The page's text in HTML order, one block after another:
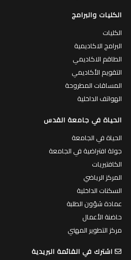
الكليات والبرامج
الكليات
البرامج الاكاديمية
الطاقم الاكاديمي
التقويم الأكاديمي
المساقات المطروحة
الهواتف الداخلية
الحياة في جامعة القدس
الحياة في الجامعة
جولة افتراضية في الجامعة
الكافتيريات
المركز الرياضي
السكنات الداخلية
عمادة شؤون الطلبة
حاضنة الأعمال
مركز التطوير المهني
اشترك في القائمة البريدية